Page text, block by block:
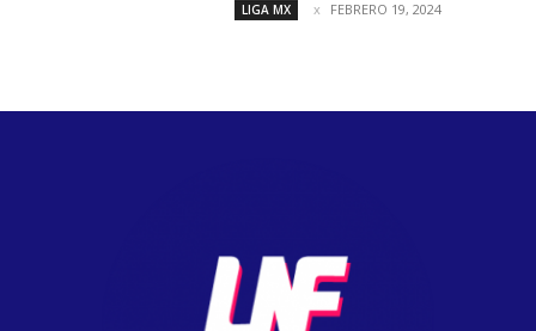
LIGA MX FEBRERO 19, 2024